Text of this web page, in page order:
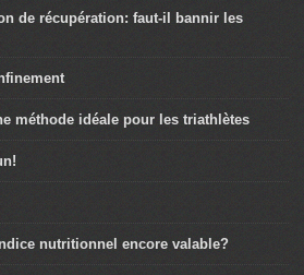
de récupération: faut-il bannir les
méthode idéale pour les triathlètes
nutritionnel encore valable?